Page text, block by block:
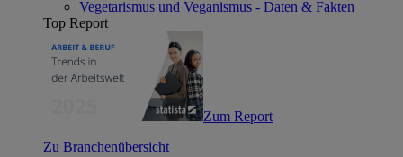
Vegetarismus und Veganismus - Daten & Fakten
Top Report
Zum Report
Zu Branchenübersicht